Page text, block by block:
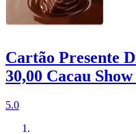
Cartão Presente
30,00 Cacau Show
5.0